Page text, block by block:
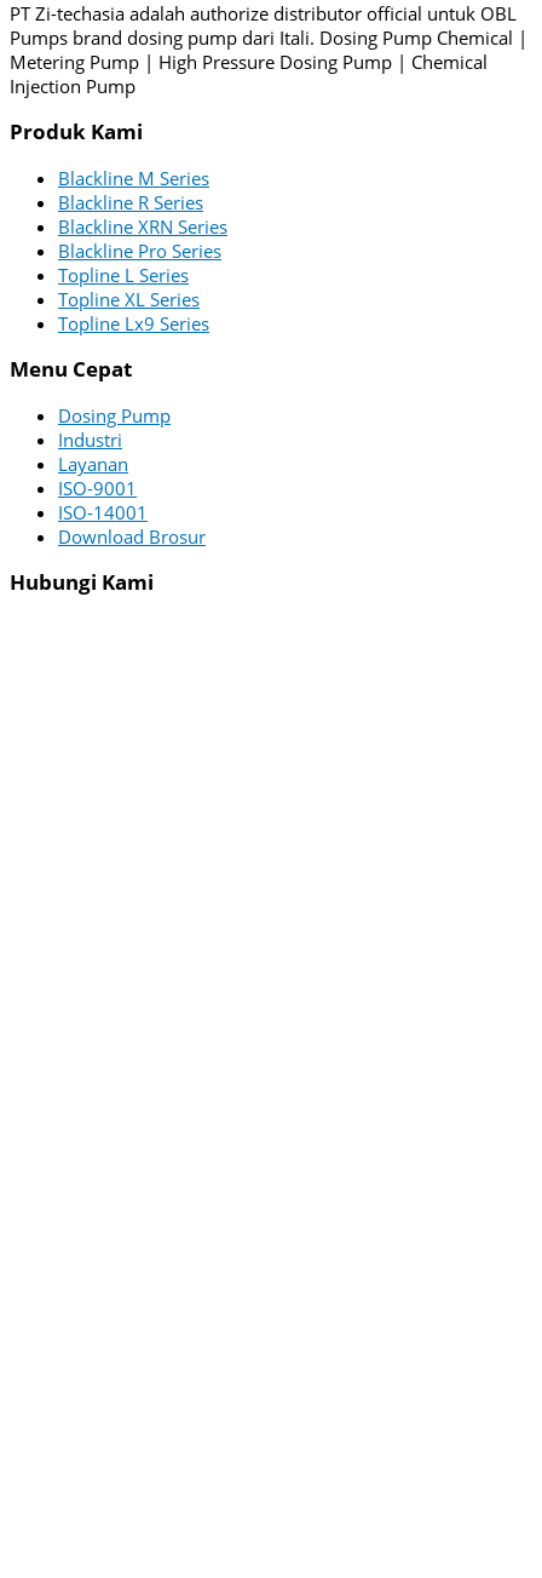
PT Zi-techasia adalah authorize distributor official untuk OBL
Pumps brand dosing pump dari Itali. Dosing Pump Chemical |
Metering Pump | High Pressure Dosing Pump | Chemical
Injection Pump
Produk Kami
Blackline M Series
Blackline R Series
Blackline XRN Series
Blackline Pro Series
Topline L Series
Topline XL Series
Topline Lx9 Series
Menu Cepat
Dosing Pump
Industri
Layanan
ISO-9001
ISO-14001
Download Brosur
Hubungi Kami